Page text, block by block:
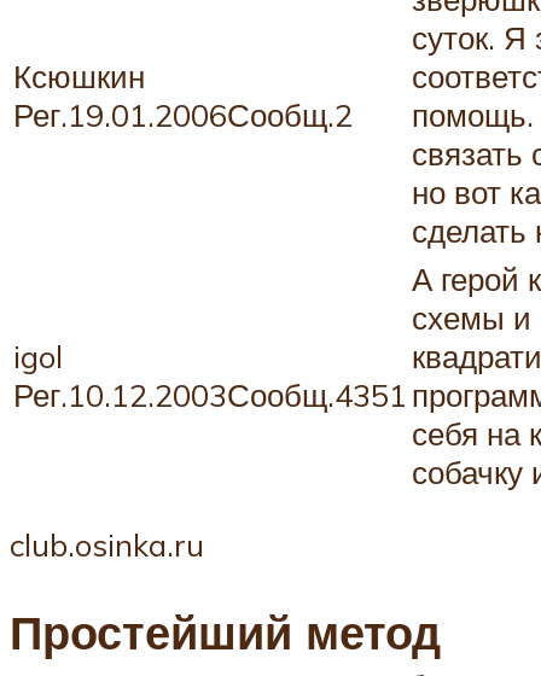
Ксюшкин
Рег.19.01.2006Сообщ.2
суток. Я
помощь.
но вот
сделать
igol
Рег.10.12.2003Сообщ.4351
А герой
схемы и
себя на
собачку
club.osinka.ru
Простейший метод